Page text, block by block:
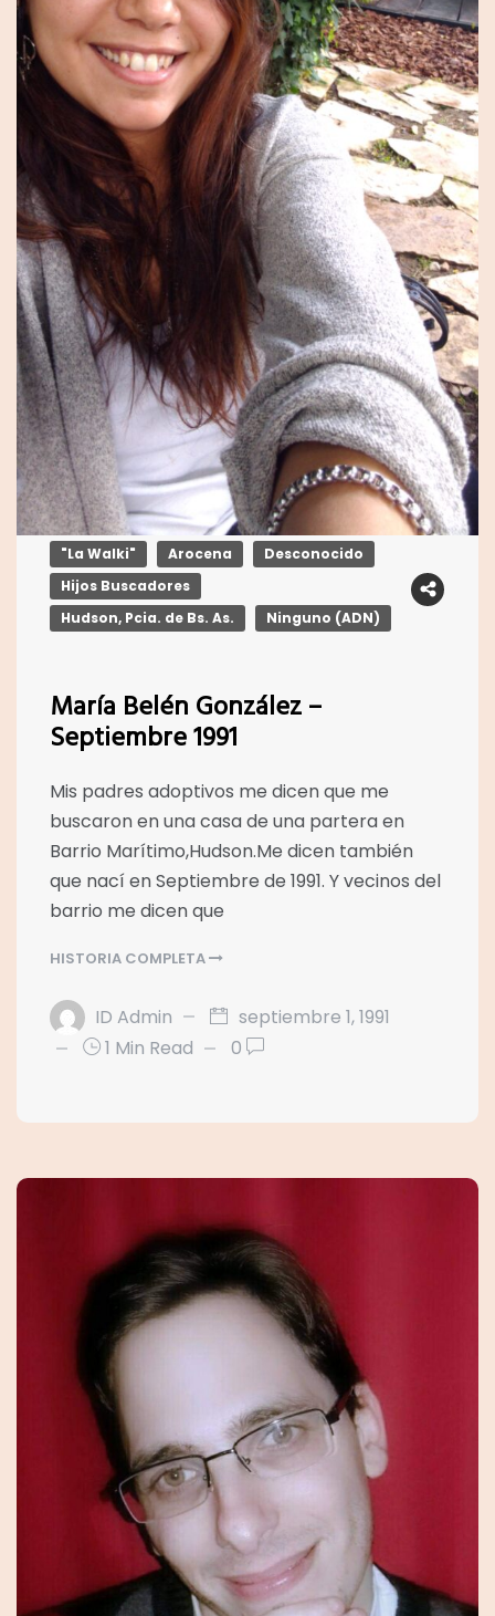
"La Walki" Arocena
Desconocido
Hijos Buscadores
Hudson, Pcia. de Bs. As.
Ninguno (ADN)
María Belén González –
Septiembre 1991
Mis padres adoptivos me dicen que me
buscaron en una casa de una partera en
Barrio Marítimo,Hudson.Me dicen también
que nací en Septiembre de 1991. Y vecinos del
barrio me dicen que
HISTORIA COMPLETA
ID Admin
septiembre 1, 1991
1 Min Read
0